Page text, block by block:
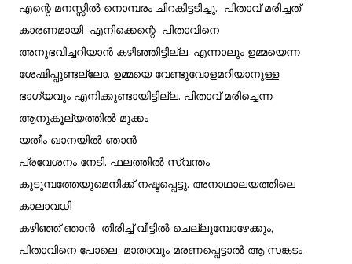
എന്റെ മനസ്സിൽ നൊമ്പരം ചിറകിട്ടടിച്ചു. പിതാവ് മരിച്ചത്
കാരണമായി എനിക്കെന്റെ പിതാവിനെ
അനുഭവിച്ചറിയാൻ കഴിഞ്ഞിട്ടില്ല. എന്നാലും ഉമ്മയെന്ന
ശേഷിപ്പുണ്ടല്ലോ. ഉമ്മയെ വേണ്ടുവോളമറിയാനുള്ള
ഭാഗ്യവും എനിക്കുണ്ടായിട്ടില്ല. പിതാവ് മരിച്ചെന്ന
ആനുകൂല്യത്തിൽ മുക്കം
യതീം ഖാനയിൽ ഞാൻ
പ്രവേശനം നേടി. ഫലത്തിൽ സ്വന്തം
കുടുമ്പത്തേയുമെനിക്ക് നഷ്ടപ്പെട്ടു. അനാഥാലയത്തിലെ
കാലാവധി
കഴിഞ്ഞ് ഞാൻ തിരിച്ച് വീട്ടിൽ ചെല്ലുമ്പോഴേക്കും,
പിതാവിനെ പോലെ മാതാവും മരണപ്പെട്ടാൽ ആ സങ്കടം